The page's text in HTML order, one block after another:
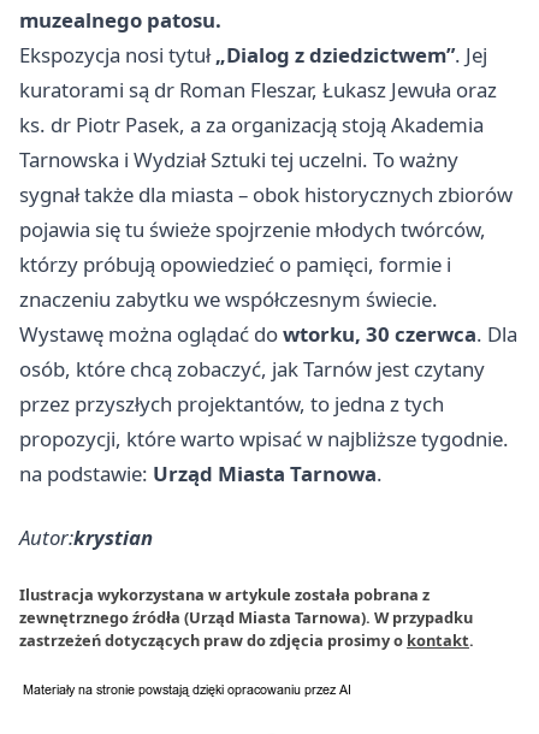
muzealnego patosu.
Ekspozycja nosi tytuł„Dialog z dziedzictwem”. Jej
kuratorami są dr Roman Fleszar, Łukasz Jewuła oraz
ks. dr Piotr Pasek, a za organizacją stoją Akademia
Tarnowska i Wydział Sztuki tej uczelni. To ważny
sygnał także dla miasta – obok historycznych zbiorów
pojawia się tu świeże spojrzenie młodych twórców,
którzy próbują opowiedzieć o pamięci, formie i
znaczeniu zabytku we współczesnym świecie.
Wystawę można oglądać dowtorku, 30 czerwca. Dla
osób, które chcą zobaczyć, jak Tarnów jest czytany
przez przyszłych projektantów, to jedna z tych
propozycji, które warto wpisać w najbliższe tygodnie.
na podstawie: Urząd Miasta Tarnowa.
Autor:krystian
Ilustracja wykorzystana w artykule została pobrana z
zewnętrznego źródła (Urząd Miasta Tarnowa). W przypadku
zastrzeżeń dotyczących praw do zdjęcia prosimy o kontakt.